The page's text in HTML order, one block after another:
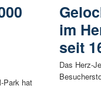
Park hat
im
seit
Das Herz-